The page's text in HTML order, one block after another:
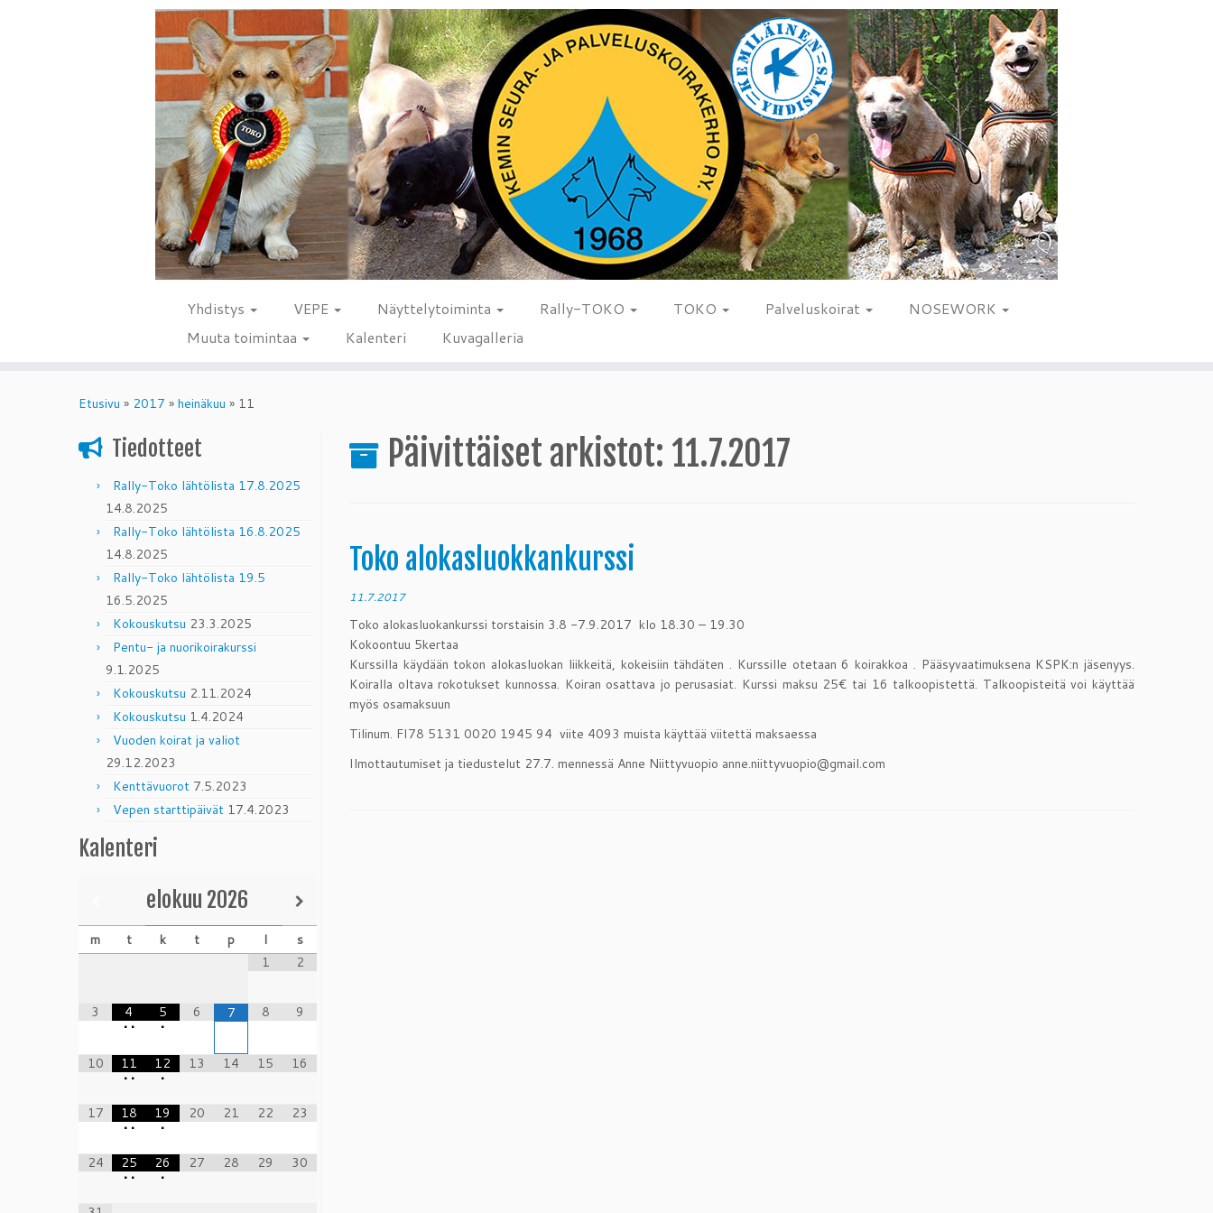
Yhdistys VEPE Näyttelytoiminta Rally-TOKO TOKO Palveluskoirat
NOSEWORK
Muuta toimintaa
Kalenteri Kuvagalleria
Etusivu » 2017 » heinäkuu » 11
Tiedotteet
Rally-Toko lähtölista 17.8.2025
14.8.2025
Rally-Toko lähtölista 16.8.2025
14.8.2025
Rally-Toko lähtölista 19.5
16.5.2025
Kokouskutsu 23.3.2025
Pentu- ja nuorikoirakurssi
9.1.2025
Kokouskutsu 2.11.2024
Kokouskutsu 1.4.2024
Vuoden koirat ja valiot
29.12.2023
Kenttävuorot 7.5.2023
Vepen starttipäivät 17.4.2023
Kalenteri
elokuu 2026
m t k t p l
s
1
2
3
4
• •
5
•
6 7 8 9
10
11
• •
12
•
13 14 15 16
17
18
• •
19
•
20 21 22 23
24
25
• •
26
•
27 28 29 30
Päivittäiset arkistot: 11.7.2017
Toko alokasluokkankurssi
11.7.2017
Toko alokasluokankurssi torstaisin 3.8 -7.9.2017 klo 18.30 – 19.30
Kokoontuu 5kertaa
Kurssilla käydään tokon alokasluokan liikkeitä, kokeisiin tähdäten . Kurssille otetaan 6 koirakkoa . Pääsyvaatimuksena KSPK:n jäsenyys.
Koiralla oltava rokotukset kunnossa. Koiran osattava jo perusasiat. Kurssi maksu 25€ tai 16 talkoopistettä. Talkoopisteitä voi käyttää
myös osamaksuun
Tilinum. FI78 5131 0020 1945 94 viite 4093 muista käyttää viitettä maksaessa
Ilmottautumiset ja tiedustelut 27.7. mennessä Anne Niittyvuopio anne.niittyvuopio@gmail.com